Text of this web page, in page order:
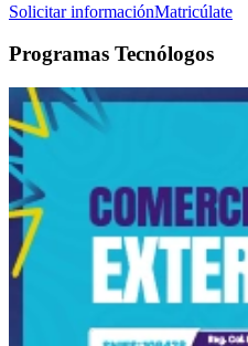
Solicitar informaciónMatricúlate
Programas Tecnólogos